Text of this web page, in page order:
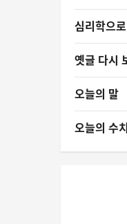
심리학으
옛글 다시
오늘의 말
오늘의 수